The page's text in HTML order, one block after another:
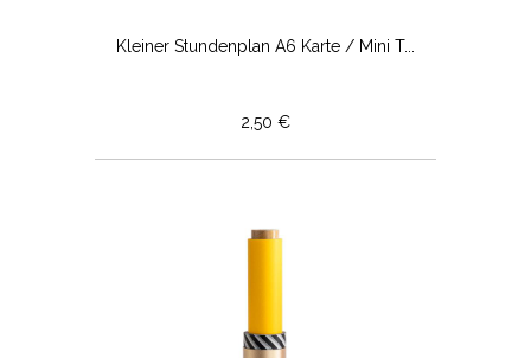
Kleiner Stundenplan A6 Karte / Mini T...
2,50 €